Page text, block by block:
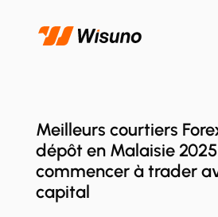
Meilleurs courtiers
dépôt en Malaisie
commencer à trader
capital